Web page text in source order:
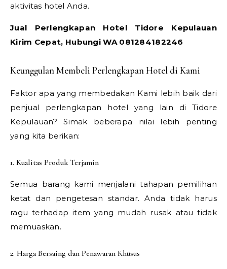
aktivitas hotel Anda.
Jual Perlengkapan Hotel Tidore Kepulauan
Kirim Cepat, Hubungi WA 081284182246
Keunggulan Membeli Perlengkapan Hotel di Kami
Faktor apa yang membedakan Kami lebih baik dari
penjual perlengkapan hotel yang lain di Tidore
Kepulauan? Simak beberapa nilai lebih penting
yang kita berikan:
1. Kualitas Produk Terjamin
Semua barang kami menjalani tahapan pemilihan
ketat dan pengetesan standar. Anda tidak harus
ragu terhadap item yang mudah rusak atau tidak
memuaskan.
2. Harga Bersaing dan Penawaran Khusus